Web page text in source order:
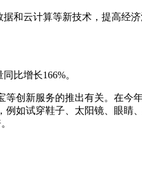
和云计算等新技术，提高经
比增长166%。
创新服务的推出有关。在今
如试穿鞋子、太阳镜、眼睛